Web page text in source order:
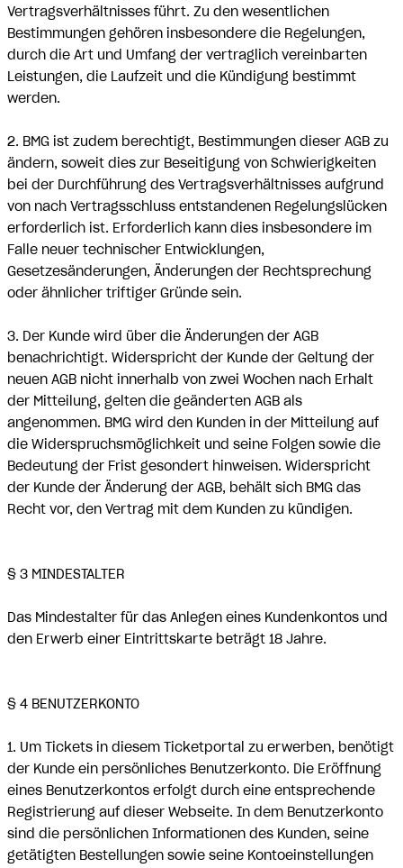
Vertragsverhältnisses führt. Zu den wesentlichen
Bestimmungen gehören insbesondere die Regelungen,
durch die Art und Umfang der vertraglich vereinbarten
Leistungen, die Laufzeit und die Kündigung bestimmt
werden.
2. BMG ist zudem berechtigt, Bestimmungen dieser AGB zu
ändern, soweit dies zur Beseitigung von Schwierigkeiten
bei der Durchführung des Vertragsverhältnisses aufgrund
von nach Vertragsschluss entstandenen Regelungslücken
erforderlich ist. Erforderlich kann dies insbesondere im
Falle neuer technischer Entwicklungen,
Gesetzesänderungen, Änderungen der Rechtsprechung
oder ähnlicher triftiger Gründe sein.
3. Der Kunde wird über die Änderungen der AGB
benachrichtigt. Widerspricht der Kunde der Geltung der
neuen AGB nicht innerhalb von zwei Wochen nach Erhalt
der Mitteilung, gelten die geänderten AGB als
angenommen. BMG wird den Kunden in der Mitteilung auf
die Widerspruchsmöglichkeit und seine Folgen sowie die
Bedeutung der Frist gesondert hinweisen. Widerspricht
der Kunde der Änderung der AGB, behält sich BMG das
Recht vor, den Vertrag mit dem Kunden zu kündigen.
§ 3 MINDESTALTER
Das Mindestalter für das Anlegen eines Kundenkontos und
den Erwerb einer Eintrittskarte beträgt 18 Jahre.
§ 4 BENUTZERKONTO
1. Um Tickets in diesem Ticketportal zu erwerben, benötigt
der Kunde ein persönliches Benutzerkonto. Die Eröffnung
eines Benutzerkontos erfolgt durch eine entsprechende
Registrierung auf dieser Webseite. In dem Benutzerkonto
sind die persönlichen Informationen des Kunden, seine
getätigten Bestellungen sowie seine Kontoeinstellungen